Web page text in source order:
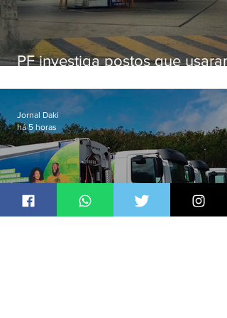
PF investiga postos que usaram
secretário morto em 2020
Jornal Daki
há 5 horas